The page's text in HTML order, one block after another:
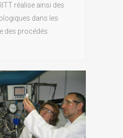
réalise ainsi des
dans les
des procédés